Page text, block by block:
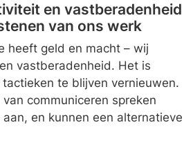
en vastberadenheid
van ons werk
heeft geld en macht – wij
vastberadenheid. Het is
te blijven vernieuwen.
communiceren spreken
en kunnen een alternatieve